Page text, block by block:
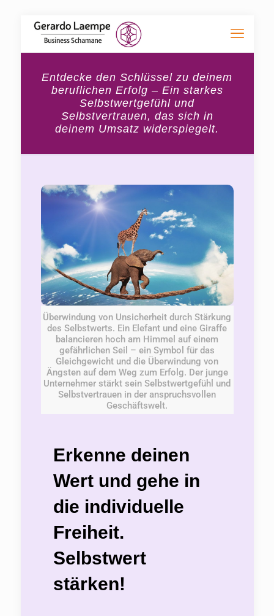
Entdecke den Schlüssel zu deinem
beruflichen Erfolg – Ein starkes
Selbstwertgefühl und
Selbstvertrauen, das sich in
deinem Umsatz widerspiegelt.
Überwindung von Unsicherheit durch Stärkung
des Selbstwerts. Ein Elefant und eine Giraffe
balancieren hoch am Himmel auf einem
gefährlichen Seil – ein Symbol für das
Gleichgewicht und die Überwindung von
Ängsten auf dem Weg zum Erfolg. Der junge
Unternehmer stärkt sein Selbstwertgefühl und
Selbstvertrauen in der anspruchsvollen
Geschäftswelt.
Erkenne deinen
Wert und gehe in
die individuelle
Freiheit.
Selbstwert
stärken!